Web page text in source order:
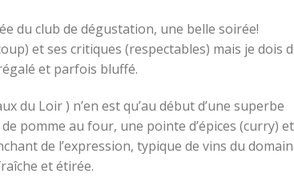
du club de dégustation, une belle soirée!
et ses critiques (respectables) mais je dois
et parfois bluffé.
du Loir ) n’en est qu’au début d’une superbe
pomme au four, une pointe d’épices (curry)
de l’expression, typique de vins du
et étirée.